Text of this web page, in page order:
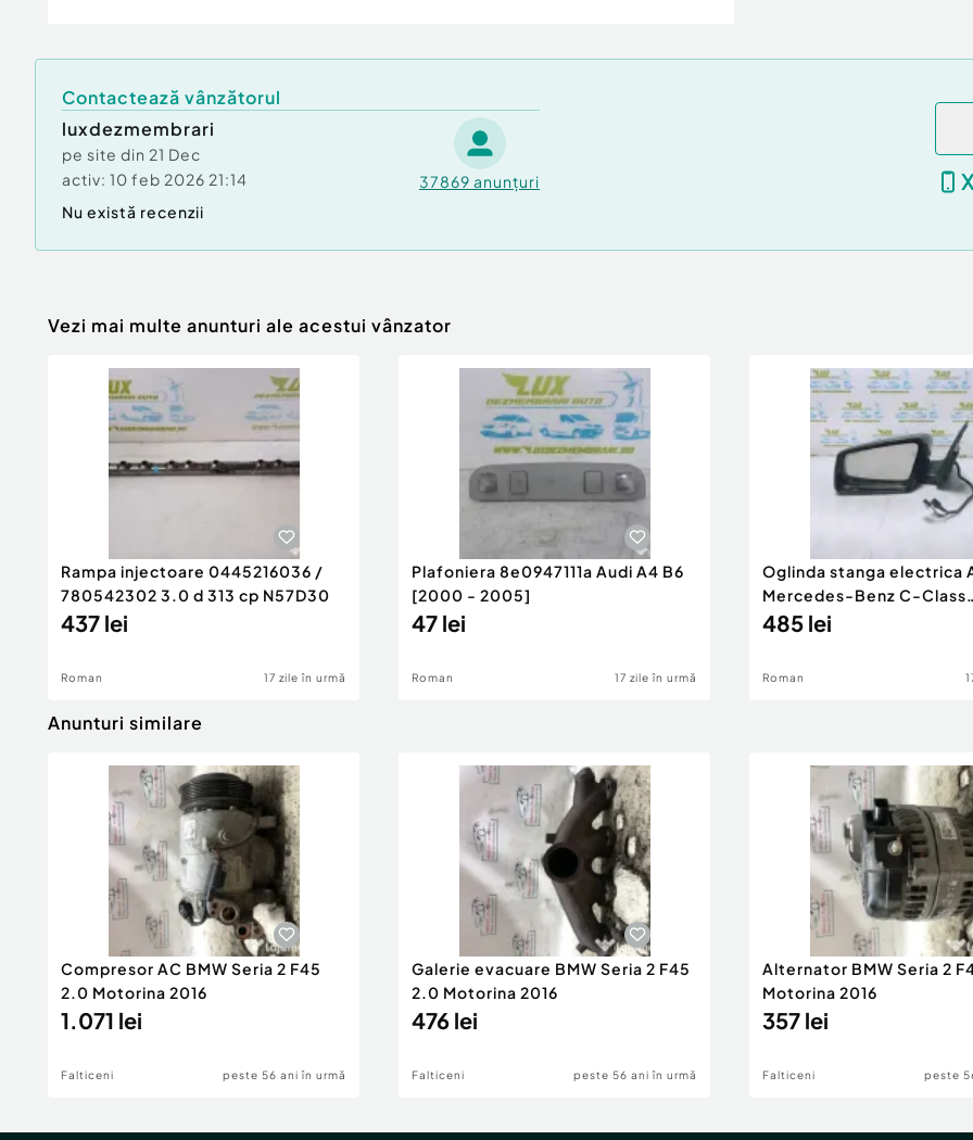
Contactează vânzătorul
luxdezmembrari
pe site din 21 Dec
activ: 10 feb 2026 21:14 37869 anunțuri
Nu există recenzii
Vezi mai multe anunturi ale acestui vânzator
Rampa injectoare 0445216036 /
780542302 3.0 d 313 cp N57D30
437 lei
Roman 17 zile în urmă
Plafoniera 8e0947111a Audi A4 B6
[2000 - 2005]
47 lei
Roman 17 zile în urmă
Oglinda stanga electrica
Mercedes-Benz C-Class
W204/S204 [200
485 lei
Roman
Anunturi similare
Compresor AC BMW Seria 2 F45
2.0 Motorina 2016
1.071 lei
Falticeni peste 56 ani în urmă
Galerie evacuare BMW Seria 2 F45
2.0 Motorina 2016
476 lei
Falticeni peste 56 ani în urmă
Alternator BMW Seria 2
Motorina 2016
357 lei
Falticeni peste